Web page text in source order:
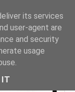
its services
user-agent are
and security
usage
IT